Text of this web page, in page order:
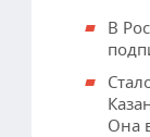
В
Она